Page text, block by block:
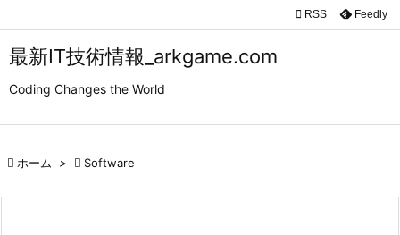
最新IT技術情報_arkgame.com
Coding Changes the World


 RSS Feedly
 ホーム >  Software